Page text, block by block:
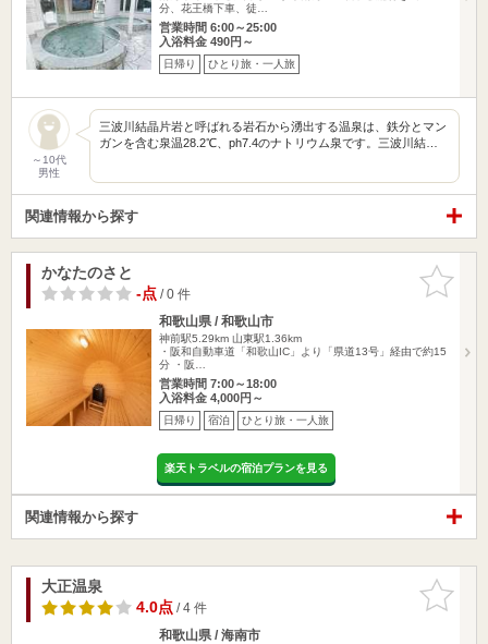
分、花王橋下車、徒…
営業時間 6:00～25:00
入浴料金 490円～
日帰り ひとり旅・一人旅
～10代
男性
三波川結晶片岩と呼ばれる岩石から湧出する温泉は、鉄分とマン
ガンを含む泉温28.2℃、ph7.4のナトリウム泉です。三波川結…
関連情報から探す
お気に入
りに追加
かなたのさと
-点/ 0 件
和歌山県 / 和歌山市
神前駅5.29km 山東駅1.36km
・阪和自動車道「和歌山IC」より「県道13号」経由で約15
分 ・阪…
営業時間 7:00～18:00
入浴料金 4,000円～
日帰り 宿泊 ひとり旅・一人旅
楽天トラベルの宿泊プランを見る
関連情報から探す
お気に入
りに追加
大正温泉
4.0点/ 4 件
和歌山県 / 海南市